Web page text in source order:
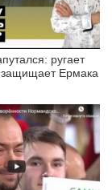
ругает
защищает Ермака